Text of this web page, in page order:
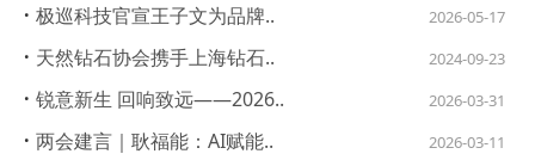
· 极巡科技官宣王子文为品牌.. 2026-05-17
· 天然钻石协会携手上海钻石.. 2024-09-23
· 锐意新生 回响致远——2026.. 2026-03-31
· 两会建言｜耿福能：AI赋能.. 2026-03-11